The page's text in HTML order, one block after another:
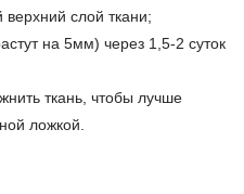
слой ткани;
на 5мм) через 1,5-2 суток
ткань, чтобы лучше
ложкой.